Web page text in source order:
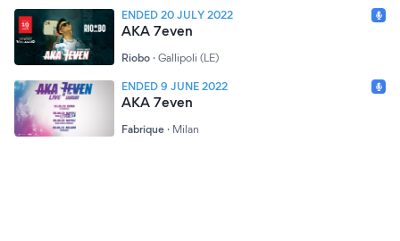
#Aka7even #LucaMarzano #Amici20 #Amici2020
ENDED 20 JULY 2022
AKA 7even
Riobo · Gallipoli (LE)
ENDED 9 JUNE 2022
AKA 7even
Fabrique · Milan